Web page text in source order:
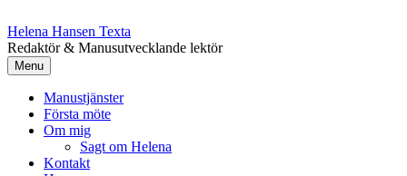
to
content
Helena Hansen Texta
Redaktör & Manusutvecklande lektör
Menu
Manustjänster
Första möte
Om mig
Sagt om Helena
Kontakt